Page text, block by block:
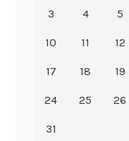
3 4 5
10 11 12
17 18 19
24 25 26
31